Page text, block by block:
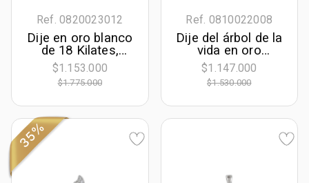
Ref. 0820023012
Dije en oro blanco
de 18 Kilates,
Lágrima, con
zafiro central de
0.85 Ct y
diamantes de 0.02
$1.153.000
$1.775.000
Ref. 0810022008
Dije del árbol de la
vida en oro
amarillo de 18
Kilates con visos,
con madre perla
$1.147.000
$1.530.000
35%